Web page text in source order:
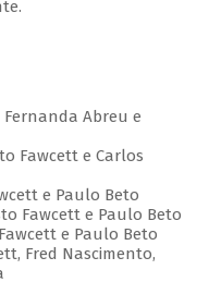
Fernanda Abreu e
Fawcett e Carlos
e Paulo Beto
Fawcett e Paulo Beto
e Paulo Beto
Fred Nascimento,